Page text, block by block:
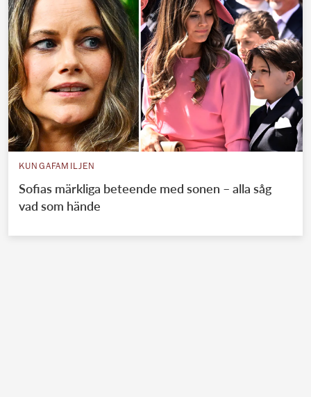
KUNGAFAMILJEN
Sofias märkliga beteende med sonen – alla såg
vad som hände